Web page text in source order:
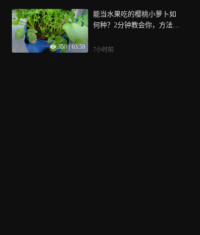
350 | 03:59
能当水果吃的樱桃小萝卜如
何种？2分钟教会你，方法简
7小时前